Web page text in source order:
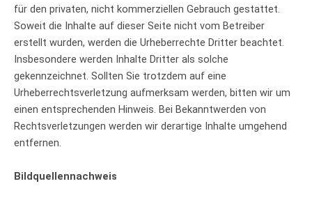
für den privaten, nicht kommerziellen Gebrauch gestattet.
Soweit die Inhalte auf dieser Seite nicht vom Betreiber
erstellt wurden, werden die Urheberrechte Dritter beachtet.
Insbesondere werden Inhalte Dritter als solche
gekennzeichnet. Sollten Sie trotzdem auf eine
Urheberrechtsverletzung aufmerksam werden, bitten wir um
einen entsprechenden Hinweis. Bei Bekanntwerden von
Rechtsverletzungen werden wir derartige Inhalte umgehend
entfernen.
Bildquellennachweis